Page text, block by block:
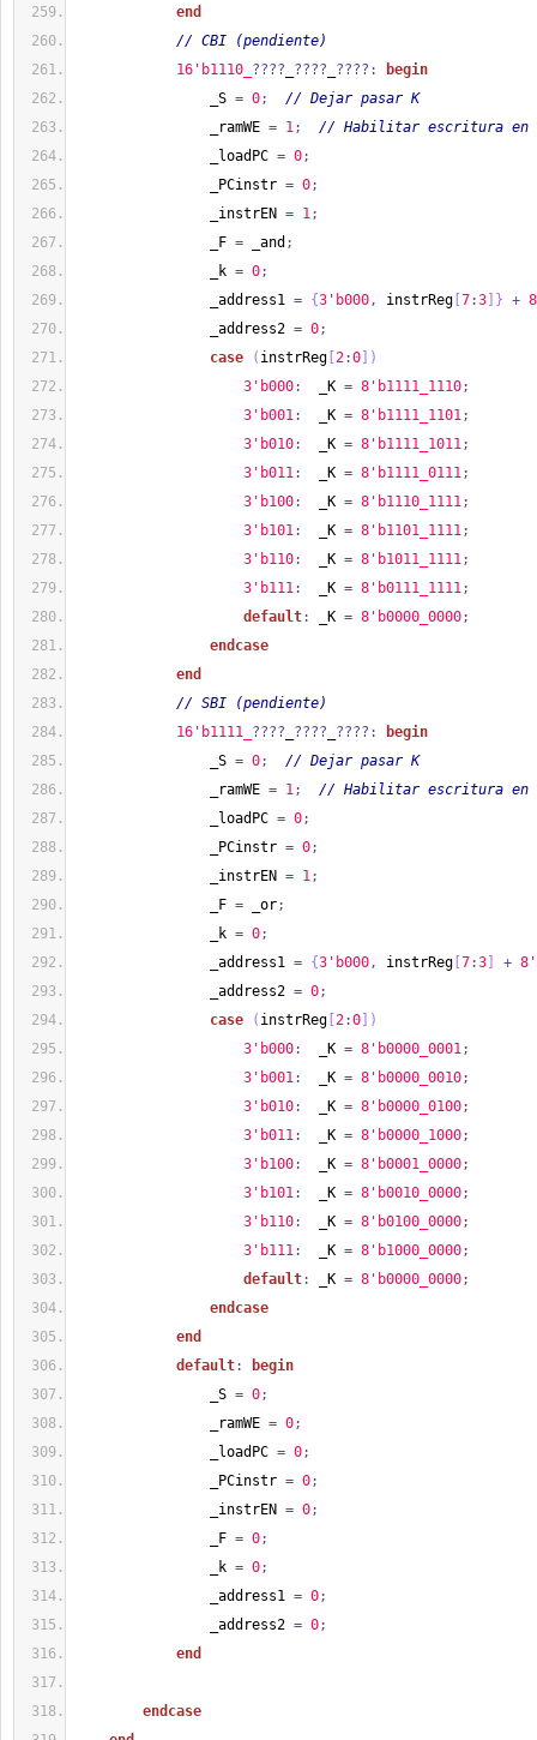
end
// CBI (pendiente)
16'b1110_ ???? ???? ????:
begin
_S = 0;
// Dejar pasar K
_ramWE = 1;
// Habilitar escritura en
_loadPC = 0;
_PCinstr = 0;
_instrEN = 1;
_F = _and ;
_k = 0;
_address1 = {3'b000, instrReg 7:3 } +
_address2 = 0;
case
( instrReg 2:0
)
3'b000: _K = 8'b1111_1110;
3'b001: _K = 8'b1111_1101;
3'b010: _K = 8'b1111_1011;
3'b011: _K = 8'b1111_0111;
3'b100: _K = 8'b1110_1111;
3'b101: _K = 8'b1101_1111;
3'b110: _K = 8'b1011_1111;
3'b111: _K = 8'b0111_1111;
default: _K = 8'b0000_0000;
endcase
end
// SBI (pendiente)
16'b1111_ ???? ???? ????:
begin
_S = 0;
// Dejar pasar K
_ramWE = 1;
// Habilitar escritura en
_loadPC = 0;
_PCinstr = 0;
_instrEN = 1;
_F = _or;
_k = 0;
_address1 = {3'b000, instrReg 7:3 +
_address2 = 0;
case
( instrReg 2:0
)
3'b000: _K = 8'b0000_0001;
3'b001: _K = 8'b0000_0010;
3'b010: _K = 8'b0000_0100;
3'b011: _K = 8'b0000_1000;
3'b100: _K = 8'b0001_0000;
3'b101: _K = 8'b0010_0000;
3'b110: _K = 8'b0100_0000;
3'b111: _K = 8'b1000_0000;
default: _K = 8'b0000_0000;
endcase
end
default:
begin
_S = 0;
_ramWE = 0;
_loadPC = 0;
_PCinstr = 0;
_instrEN = 0;
_F = 0;
_k = 0;
_address1 = 0;
_address2 = 0;
end
endcase